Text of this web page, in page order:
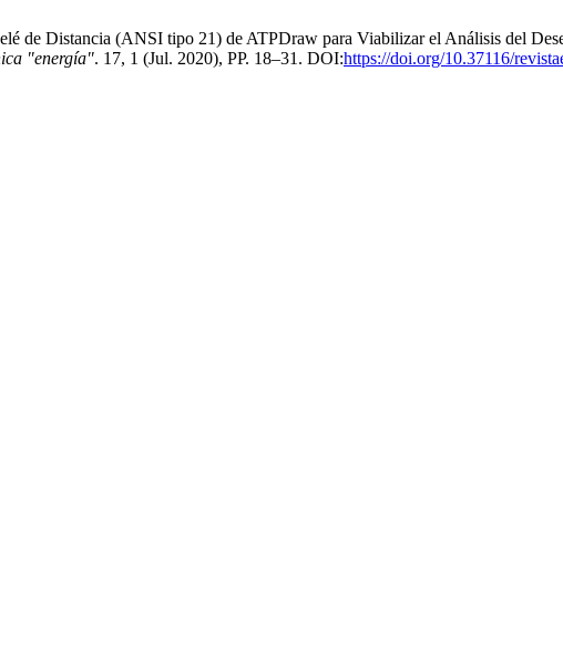
de Distancia (ANSI tipo 21) de ATPDraw para Viabilizar el Análisis del
"energía". 17, 1 (Jul. 2020), PP. 18–31. DOI:https://doi.org/10.37116/